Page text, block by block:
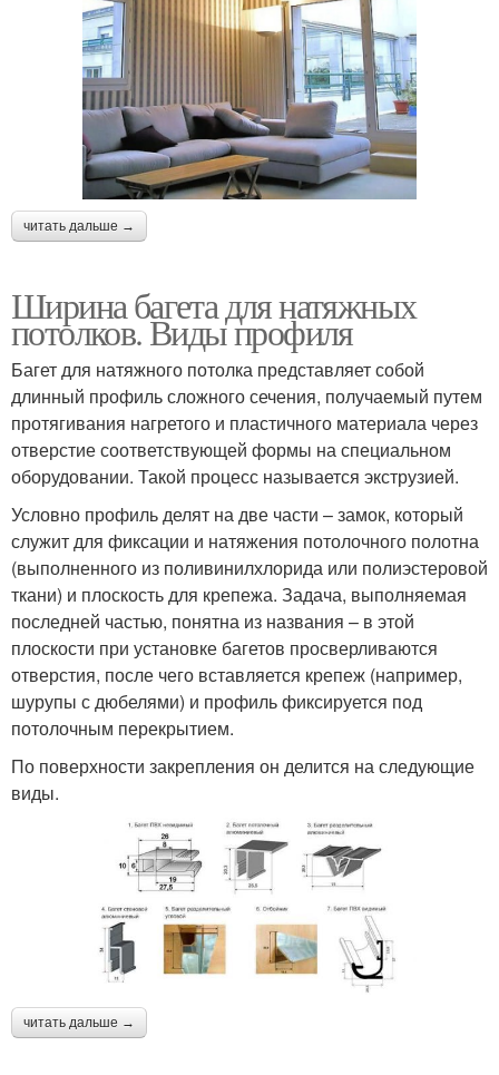
читать дальше →
Ширина багета для натяжных
потолков. Виды профиля
Багет для натяжного потолка представляет собой
длинный профиль сложного сечения, получаемый путем
протягивания нагретого и пластичного материала через
отверстие соответствующей формы на специальном
оборудовании. Такой процесс называется экструзией.
Условно профиль делят на две части – замок, который
служит для фиксации и натяжения потолочного полотна
(выполненного из поливинилхлорида или полиэстеровой
ткани) и плоскость для крепежа. Задача, выполняемая
последней частью, понятна из названия – в этой
плоскости при установке багетов просверливаются
отверстия, после чего вставляется крепеж (например,
шурупы с дюбелями) и профиль фиксируется под
потолочным перекрытием.
По поверхности закрепления он делится на следующие
виды.
читать дальше →